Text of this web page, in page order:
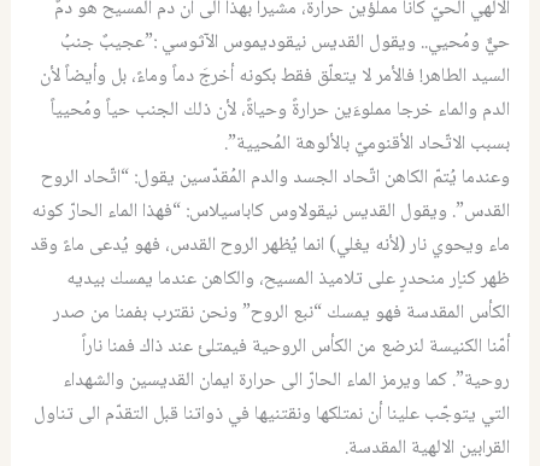
الالهي الحيّ كانا مملؤين حرارة، مشيراً بهذا الى أن دم المسيح هو دمٌ
حيٌّ ومُحيي.. ويقول القديس نيقوديموس الآثوسي :”عجيبٌ جنبُ
السيد الطاهر! فالأمر لا يتعلّق فقط بكونه أخرجَ دماً وماءً، بل وأيضاً لأن
الدم والماء خرجا مملوءَين حرارةً وحياةً، لأن ذلك الجنب حياً ومُحيياً
بسبب الاتّحاد الأقنوميّ بالألوهة المُحيية”.
وعندما يُتمّ الكاهن اتّحاد الجسد والدم المُقدّسين يقول: “اتّحاد الروح
القدس”. ويقول القديس نيقولاوس كاباسيلاس: “فهذا الماء الحارّ كونه
ماء ويحوي نار (لأنه يغلي) انما يُظهر الروح القدس، فهو يُدعى ماءً وقد
ظهر كناٍر منحدرٍ على تلاميذ المسيح، والكاهن عندما يمسك بيديه
الكأس المقدسة فهو يمسك “نبع الروح” ونحن نقترب بفمنا من صدر
أمّنا الكنيسة لنرضع من الكأس الروحية فيمتلئ عند ذاك فمنا ناراً
روحية”. كما ويرمز الماء الحارّ الى حرارة ايمان القديسين والشهداء
التي يتوجّب علينا أن نمتلكها ونقتنيها في ذواتنا قبل التقدّم الى تناول
القرابين الالهية المقدسة.